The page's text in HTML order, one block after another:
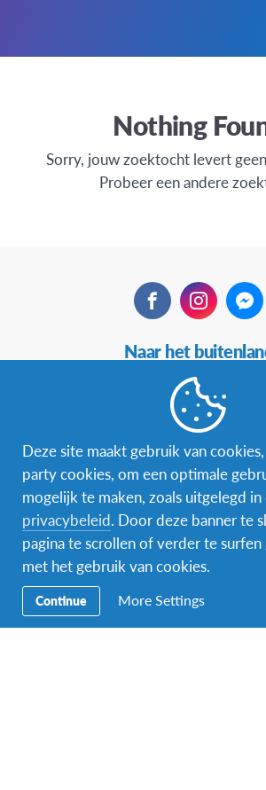
Nothing
Sorry, jouw zoektocht levert
Probeer een andere
FacebookInstagram
Navigatie
Naar het
Word gastgezin
Vrijwilliger bij AFS
Ons educatieve
Aanmelden bij
Contact
Deze site maakt gebruik van
party cookies, om een optimale
mogelijk te maken, zoals uitgelegd in
privacybeleid. Door deze banner te
pagina te scrollen of verder te
met het gebruik van cookies.
Continue More Settings